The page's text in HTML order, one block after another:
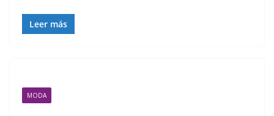
Leer más
MODA